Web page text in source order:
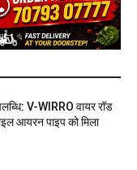
V-WIRRO वायर रॉड
आयरन पाइप को मिला